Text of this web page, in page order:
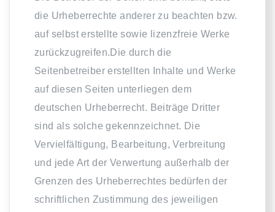
die Urheberrechte anderer zu beachten bzw.
auf selbst erstellte sowie lizenzfreie Werke
zurückzugreifen.Die durch die
Seitenbetreiber erstellten Inhalte und Werke
auf diesen Seiten unterliegen dem
deutschen Urheberrecht. Beiträge Dritter
sind als solche gekennzeichnet. Die
Vervielfältigung, Bearbeitung, Verbreitung
und jede Art der Verwertung außerhalb der
Grenzen des Urheberrechtes bedürfen der
schriftlichen Zustimmung des jeweiligen